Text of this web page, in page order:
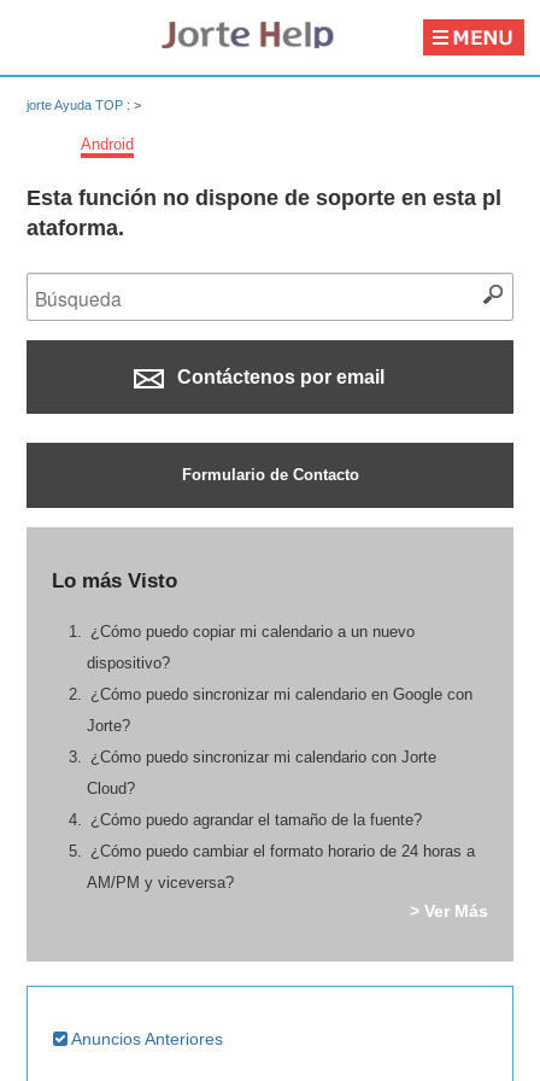
jorte Ayuda TOP :>
Android
Esta función no dispone de soporte en esta pl
ataforma.
Contáctenos por email
Formulario de Contacto
Lo más Visto
¿Cómo puedo copiar mi calendario a un nuevo
dispositivo?
¿Cómo puedo sincronizar mi calendario en Google con
Jorte?
¿Cómo puedo sincronizar mi calendario con Jorte
Cloud?
¿Cómo puedo agrandar el tamaño de la fuente?
¿Cómo puedo cambiar el formato horario de 24 horas a
AM/PM y viceversa?
> Ver Más
Anuncios Anteriores